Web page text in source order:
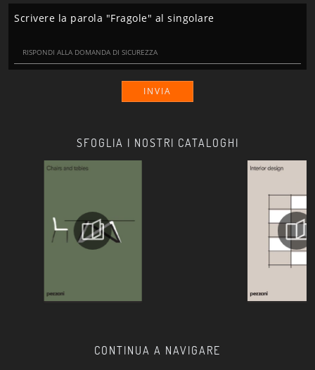
SFOGLIA I NOSTRI CATALOGHI
CONTINUA A NAVIGARE
Scrivere la parola "Fragole" al singolare
INVIA